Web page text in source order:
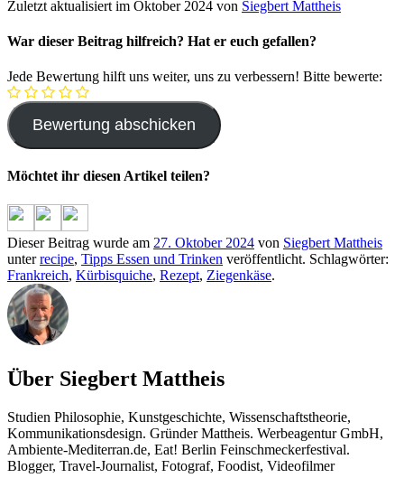
Zuletzt aktualisiert im Oktober 2024 von Siegbert Mattheis
War dieser Beitrag hilfreich? Hat er euch gefallen?
Jede Bewertung hilft uns weiter, uns zu verbessern! Bitte bewerte:
Möchtet ihr diesen Artikel teilen?
Dieser Beitrag wurde am 27. Oktober 2024 von Siegbert Mattheis
unterrecipe, Tipps Essen und Trinken veröffentlicht. Schlagwörter:
Frankreich, Kürbisquiche, Rezept, Ziegenkäse.
Über Siegbert Mattheis
Studien Philosophie, Kunstgeschichte, Wissenschaftstheorie,
Kommunikationsdesign. Gründer Mattheis. Werbeagentur GmbH,
Ambiente-Mediterran.de, Eat! Berlin Feinschmeckerfestival.
Blogger, Travel-Journalist, Fotograf, Foodist, Videofilmer